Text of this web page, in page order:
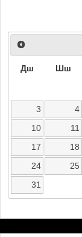
Дш Шш
3
4
10
11
17
18
24
25
31